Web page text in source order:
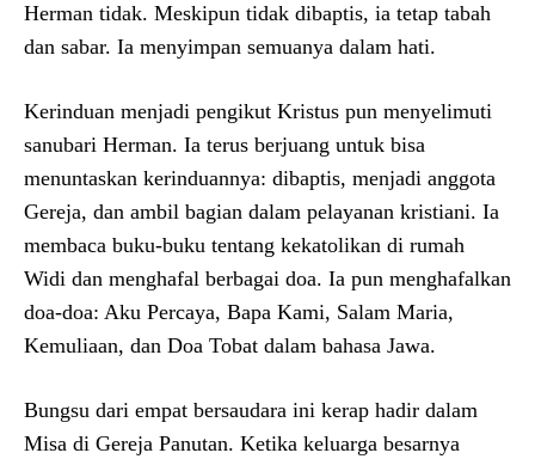
Herman tidak. Meskipun tidak dibaptis, ia tetap tabah
dan sabar. Ia menyimpan semuanya dalam hati.
Kerinduan menjadi pengikut Kristus pun menyelimuti
sanubari Herman. Ia terus berjuang untuk bisa
menuntaskan kerinduannya: dibaptis, menjadi anggota
Gereja, dan ambil bagian dalam pelayanan kristiani. Ia
membaca buku-buku tentang kekatolikan di rumah
Widi dan menghafal berbagai doa. Ia pun menghafalkan
doa-doa: Aku Percaya, Bapa Kami, Salam Maria,
Kemuliaan, dan Doa Tobat dalam bahasa Jawa.
Bungsu dari empat bersaudara ini kerap hadir dalam
Misa di Gereja Panutan. Ketika keluarga besarnya